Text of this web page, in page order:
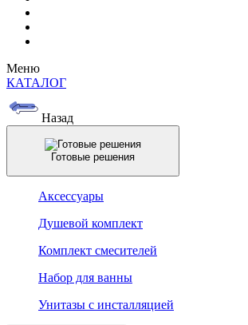
Меню
КАТАЛОГ
Назад
Готовые решения
Аксессуары
Душевой комплект
Комплект смесителей
Набор для ванны
Унитазы с инсталляцией